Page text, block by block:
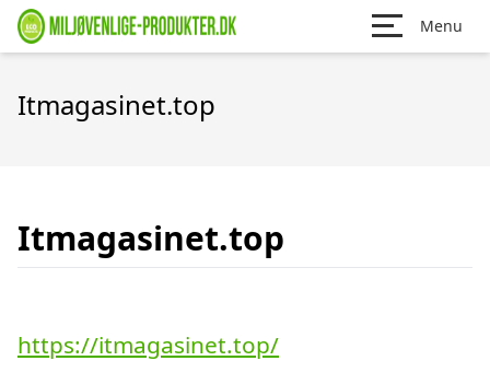
Menu
Itmagasinet.top
Itmagasinet.top
https://itmagasinet.top/